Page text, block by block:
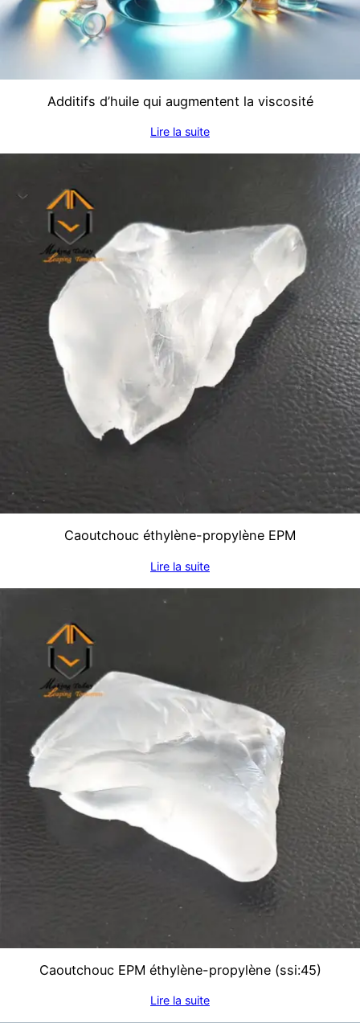
Additifs d’huile qui augmentent la viscosité
Lire la suite
Caoutchouc éthylène-propylène EPM
Lire la suite
Caoutchouc EPM éthylène-propylène (ssi:45)
Lire la suite